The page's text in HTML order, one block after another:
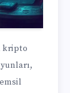
kripto